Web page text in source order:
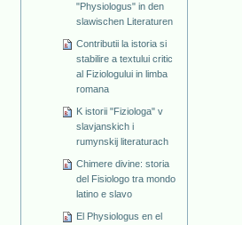
"Physiologus" in den
slawischen Literaturen
Contributii la istoria si
stabilire a textului critic
al Fiziologului in limba
romana
K istorii "Fiziologa" v
slavjanskich i
rumynskij literaturach
Chimere divine: storia
del Fisiologo tra mondo
latino e slavo
El Physiologus en el